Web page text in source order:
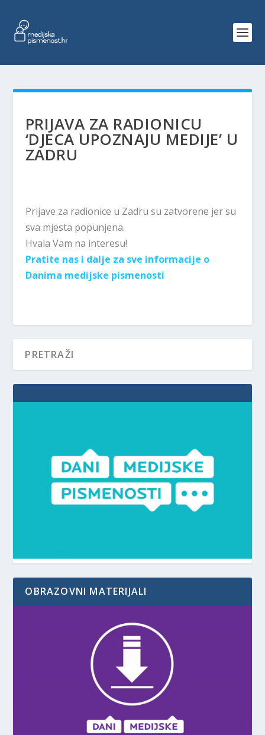
PRIJAVA ZA RADIONICU
‘DJECA UPOZNAJU MEDIJE’ U
ZADRU
Prijave za radionice u Zadru su zatvorene jer su
sva mjesta popunjena.
Hvala Vam na interesu!
Pratite nas i dalje za sve informacije o
Danima medijske pismenosti
OBRAZOVNI MATERIJALI